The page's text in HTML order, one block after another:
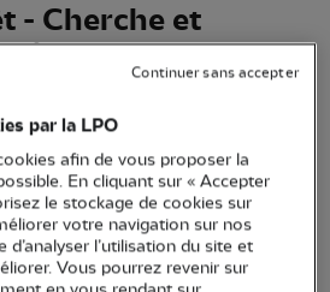
- Cherche et
enfants au cœur de la forêt, mêlant
avec plus de 100 animaux à
par la LPO
afin de vous proposer la
En cliquant sur « Accepter
le stockage de cookies sur
votre navigation sur nos
l’utilisation du site et
Vous pourrez revenir sur
Continuer sans accepter